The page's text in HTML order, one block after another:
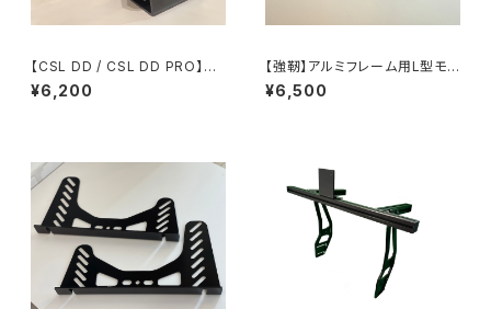
【CSL DD / CSL DD PRO】ベ
ース ver.2
¥6,200
【強靭】アルミフレーム用L型モニ
タマウント
¥6,500